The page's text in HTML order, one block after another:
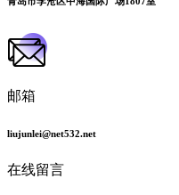
邮箱
liujunlei@net532.net
在线留言